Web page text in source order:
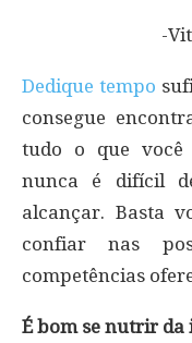
-
Dedique tempo
consegue
tudo o que você
nunca é difícil
alcançar. Basta
confiar nas
competências
É bom se nutrir da